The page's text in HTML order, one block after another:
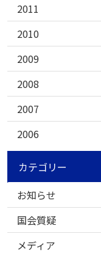
2011
2010
2009
2008
2007
2006
カテゴリー
お知らせ
国会質疑
メディア